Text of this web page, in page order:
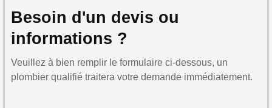
Besoin d'un devis ou
informations ?
Veuillez à bien remplir le formulaire ci-dessous, un
plombier qualifié traitera votre demande immédiatement.